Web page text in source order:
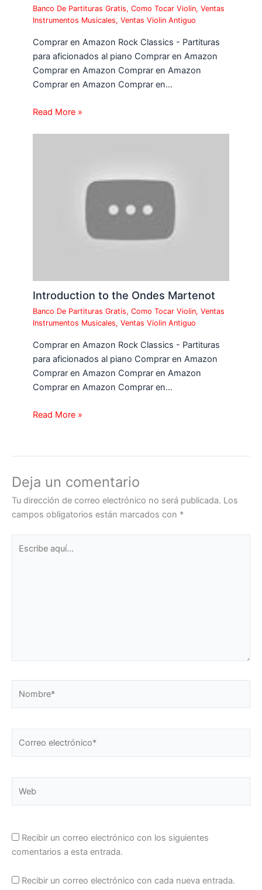
Banco De Partituras Gratis,Como Tocar Violin,Ventas
Instrumentos Musicales,Ventas Violin Antiguo
Comprar en Amazon Rock Classics - Partituras
para aficionados al piano Comprar en Amazon
Comprar en Amazon Comprar en Amazon
Comprar en Amazon Comprar en…
Read More »
Introduction to the Ondes Martenot
Banco De Partituras Gratis,Como Tocar Violin,Ventas
Instrumentos Musicales,Ventas Violin Antiguo
Comprar en Amazon Rock Classics - Partituras
para aficionados al piano Comprar en Amazon
Comprar en Amazon Comprar en Amazon
Comprar en Amazon Comprar en…
Read More »
Deja un comentario
Tu dirección de correo electrónico no será publicada. Los
campos obligatorios están marcados con *
aquí...
electrónico*
Recibir un correo electrónico con los siguientes
comentarios a esta entrada.
Recibir un correo electrónico con cada nueva entrada.